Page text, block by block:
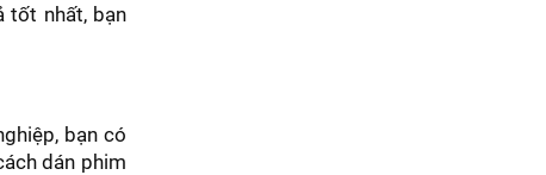
tốt nhất, bạn
bạn có
dán phim